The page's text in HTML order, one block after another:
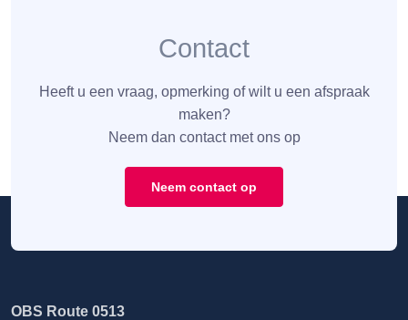
Contact
Heeft u een vraag, opmerking of wilt u een afspraak
maken?
Neem dan contact met ons op
Neem contact op
OBS Route 0513